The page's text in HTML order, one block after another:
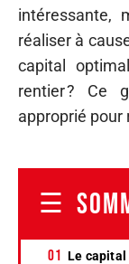
intéressante,
réaliser à
capital
rentier ? Ce
approprié pour
Le capital